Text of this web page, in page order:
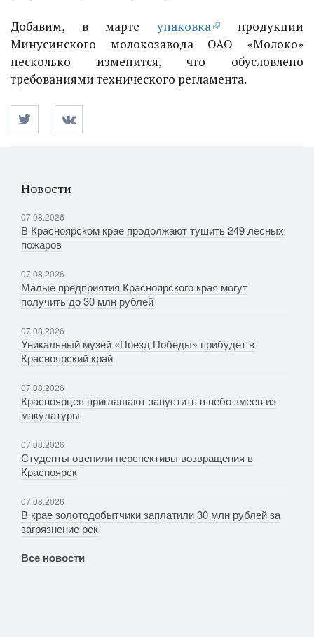
Добавим, в марте упаковка
продукции
Минусинского молокозавода ОАО «Молоко»
несколько изменится, что обусловлено
требованиями технического регламента.
Новости
07.08.2026
В Красноярском крае продолжают тушить 249 лесных
пожаров
07.08.2026
Малые предприятия Красноярского края могут
получить до 30 млн рублей
07.08.2026
Уникальный музей «Поезд Победы» прибудет в
Красноярский край
07.08.2026
Красноярцев приглашают запустить в небо змеев из
макулатуры
07.08.2026
Студенты оценили перспективы возвращения в
Красноярск
07.08.2026
В крае золотодобытчики заплатили 30 млн рублей за
загрязнение рек
Все новости